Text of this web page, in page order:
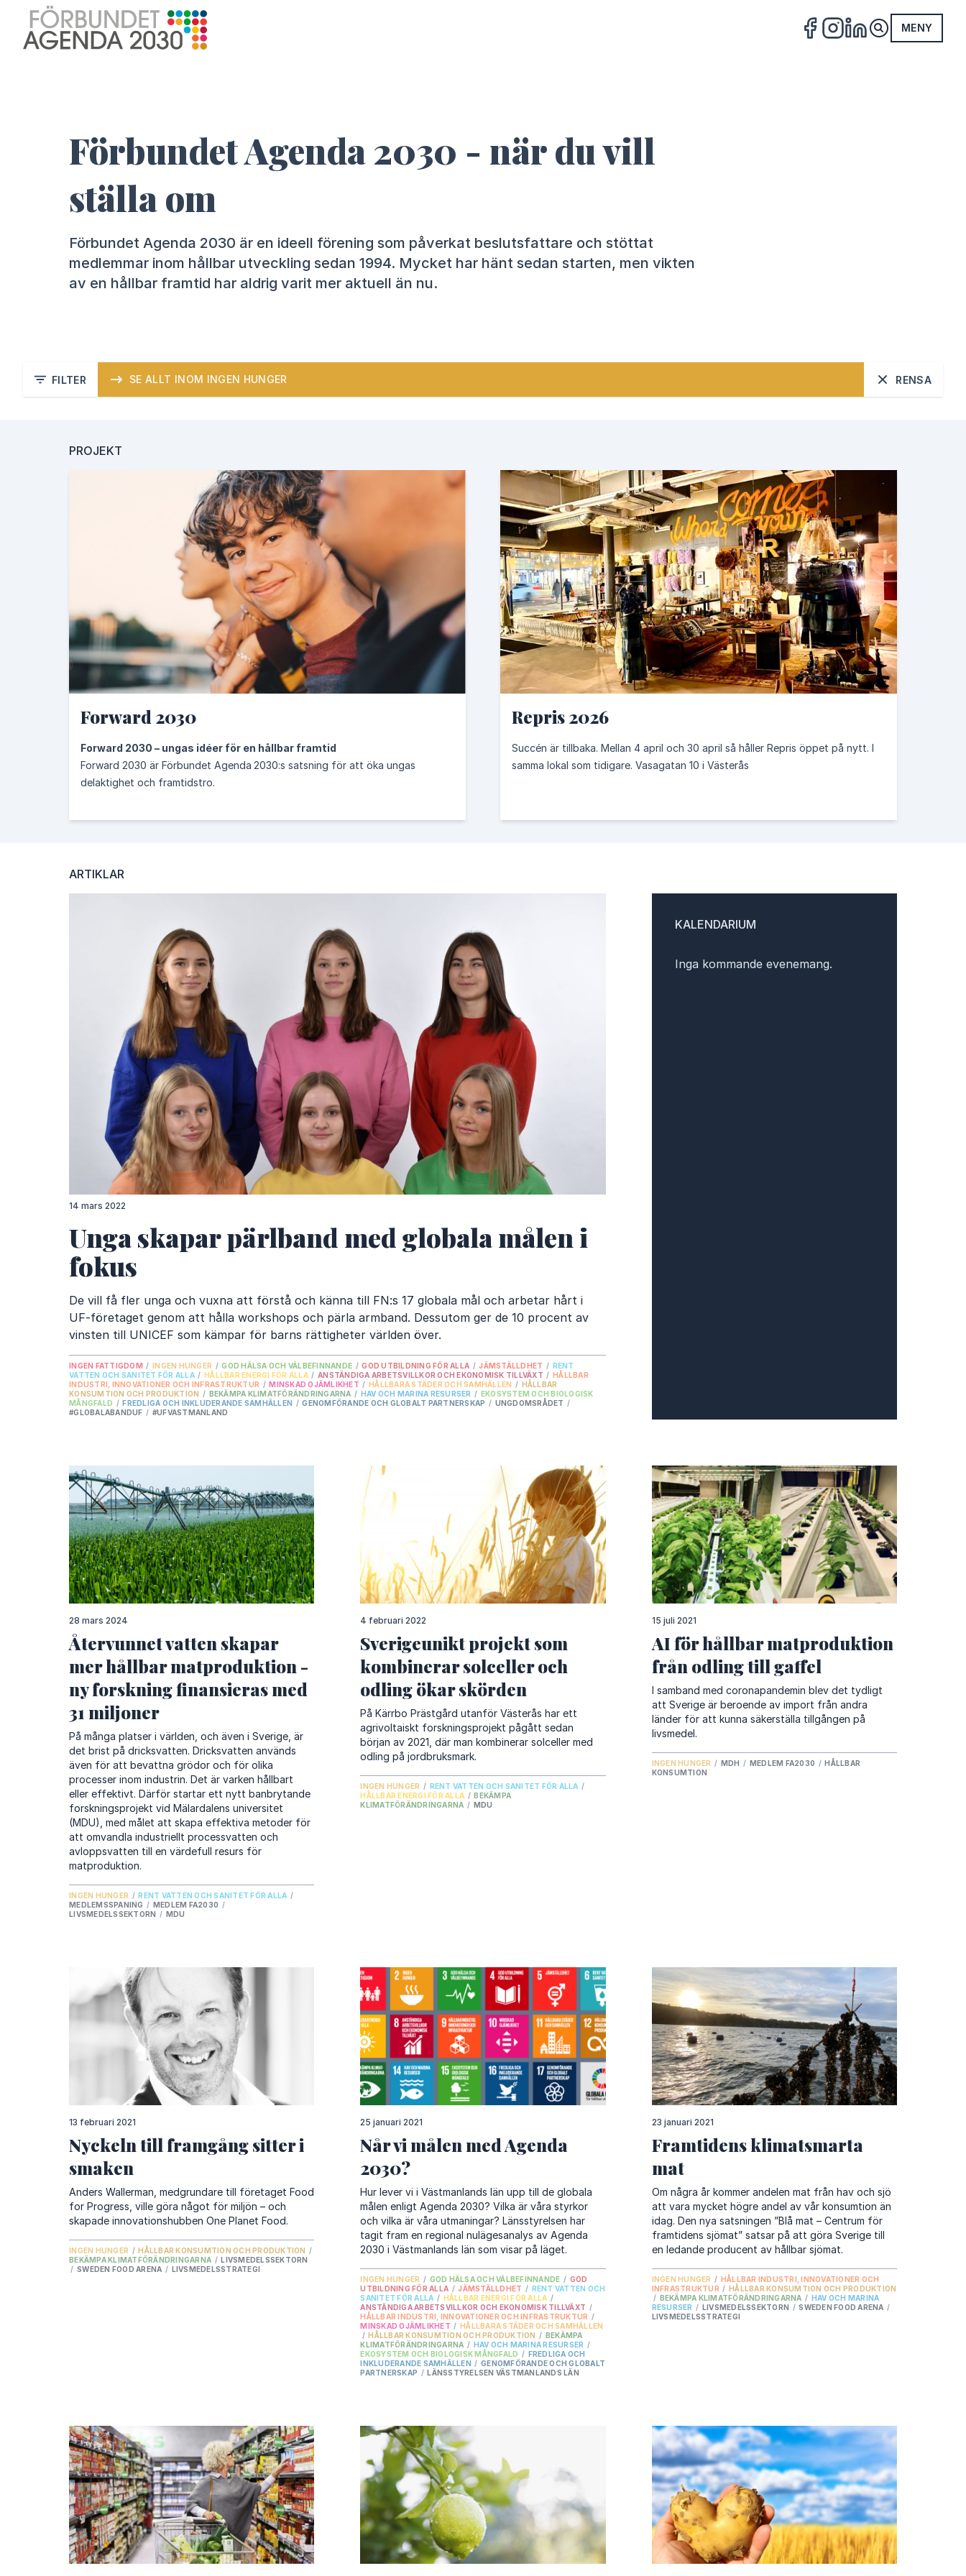
FACEBOOK
INSTAGRAM
LINKEDIN MENY
Förbundet Agenda 2030 - när du vill
ställa om
Förbundet Agenda 2030 är en ideell förening som påverkat beslutsfattare och stöttat
medlemmar inom hållbar utveckling sedan 1994. Mycket har hänt sedan starten, men vikten
av en hållbar framtid har aldrig varit mer aktuell än nu. ⁠
FILTER SE ALLT INOM INGEN HUNGER RENSA
GLOBALA MÅL
2. Ingen hunger God hälsa och välbefinnande 4. God utbildning för alla
6. Rent vatten och sanitet för alla 7. Hållbar energi för alla
Anständiga arbetsvillkor och ekonomisk tillväxt Hållbar industri, innovationer och infrastruktur
10. Minskad ojämlikhet 11. Hållbara städer och samhällen 12. Hållbar konsumtion och produktion
13. Bekämpa klimatförändringarna 14. Hav och marina resurser 15. Ekosystem och biologisk mångfald
Fredliga och inkluderande samhällen Genomförande och globalt partnerskap
KATEGORIER
SKRIBENTER
Johanna Stål Maria Lindelöf
Carola Gunnarsson Birgitta Andersson Jan Andersson Kristin Pleick
Carin Lidman Lovis Tova Nolén
PROJEKT
Forward 2030
Forward 2030 – ungas idéer för en hållbar framtid
Forward 2030 är Förbundet Agenda 2030:s satsning för att öka ungas
delaktighet och framtidstro.
Repris 2026
Succén är tillbaka. Mellan 4 april och 30 april så håller Repris öppet på nytt. I
samma lokal som tidigare. Vasagatan 10 i Västerås
ARTIKLAR
14 mars 2022
Unga skapar pärlband med globala målen i
fokus
De vill få fler unga och vuxna att förstå och känna till FN:s 17 globala mål och arbetar hårt i
UF-företaget genom att hålla workshops och pärla armband. Dessutom ger de 10 procent av
vinsten till UNICEF som kämpar för barns rättigheter världen över.
INGEN FATTIGDOM / INGEN HUNGER / GOD HÄLSA OCH VÄLBEFINNANDE / GOD UTBILDNING FÖR ALLA / JÄMSTÄLLDHET / RENT
VATTEN OCH SANITET FÖR ALLA / HÅLLBAR ENERGI FÖR ALLA / ANSTÄNDIGA ARBETSVILLKOR OCH EKONOMISK TILLVÄXT / HÅLLBAR
INDUSTRI, INNOVATIONER OCH INFRASTRUKTUR / MINSKAD OJÄMLIKHET / HÅLLBARA STÄDER OCH SAMHÄLLEN / HÅLLBAR
KONSUMTION OCH PRODUKTION / BEKÄMPA KLIMATFÖRÄNDRINGARNA / HAV OCH MARINA RESURSER / EKOSYSTEM OCH BIOLOGISK
MÅNGFALD / FREDLIGA OCH INKLUDERANDE SAMHÄLLEN / GENOMFÖRANDE OCH GLOBALT PARTNERSKAP / UNGDOMSRÅDET /
#GLOBALABANDUF / #UFVASTMANLAND
28 mars 2024
Återvunnet vatten skapar
mer hållbar matproduktion -
ny forskning finansieras med
31 miljoner
På många platser i världen, och även i Sverige, är
det brist på dricksvatten. Dricksvatten används
även för att bevattna grödor och för olika
processer inom industrin. Det är varken hållbart
eller effektivt. Därför startar ett nytt banbrytande
forskningsprojekt vid Mälardalens universitet
(MDU), med målet att skapa effektiva metoder för
att omvandla industriellt processvatten och
avloppsvatten till en värdefull resurs för
matproduktion.
INGEN HUNGER / RENT VATTEN OCH SANITET FÖR ALLA /
MEDLEMSSPANING / MEDLEM FA2030 /
LIVSMEDELSSEKTORN / MDU
4 februari 2022
Sverigeunikt projekt som
kombinerar solceller och
odling ökar skörden
På Kärrbo Prästgård utanför Västerås har ett
agrivoltaiskt forskningsprojekt pågått sedan
början av 2021, där man kombinerar solceller med
odling på jordbruksmark.
INGEN HUNGER / RENT VATTEN OCH SANITET FÖR ALLA /
HÅLLBAR ENERGI FÖR ALLA / BEKÄMPA
KLIMATFÖRÄNDRINGARNA / MDU
15 juli 2021
AI för hållbar matproduktion
från odling till gaffel
I samband med coronapandemin blev det tydligt
att Sverige är beroende av import från andra
länder för att kunna säkerställa tillgången på
livsmedel.
INGEN HUNGER / MDH / MEDLEM FA2030 / HÅLLBAR
KONSUMTION
13 februari 2021
Nyckeln till framgång sitter i
smaken
Anders Wallerman, medgrundare till företaget Food
for Progress, ville göra något för miljön – och
skapade innovationshubben One Planet Food.
INGEN HUNGER / HÅLLBAR KONSUMTION OCH PRODUKTION /
BEKÄMPA KLIMATFÖRÄNDRINGARNA / LIVSMEDELSSEKTORN
/ SWEDEN FOOD ARENA / LIVSMEDELSSTRATEGI
25 januari 2021
Når vi målen med Agenda
2030?
Hur lever vi i Västmanlands län upp till de globala
målen enligt Agenda 2030? Vilka är våra styrkor
och vilka är våra utmaningar? Länsstyrelsen har
tagit fram en regional nulägesanalys av Agenda
2030 i Västmanlands län som visar på läget.
INGEN HUNGER / GOD HÄLSA OCH VÄLBEFINNANDE / GOD
UTBILDNING FÖR ALLA / JÄMSTÄLLDHET / RENT VATTEN OCH
SANITET FÖR ALLA / HÅLLBAR ENERGI FÖR ALLA /
ANSTÄNDIGA ARBETSVILLKOR OCH EKONOMISK TILLVÄXT /
HÅLLBAR INDUSTRI, INNOVATIONER OCH INFRASTRUKTUR /
MINSKAD OJÄMLIKHET / HÅLLBARA STÄDER OCH SAMHÄLLEN
/ HÅLLBAR KONSUMTION OCH PRODUKTION / BEKÄMPA
KLIMATFÖRÄNDRINGARNA / HAV OCH MARINA RESURSER /
EKOSYSTEM OCH BIOLOGISK MÅNGFALD / FREDLIGA OCH
INKLUDERANDE SAMHÄLLEN / GENOMFÖRANDE OCH GLOBALT
PARTNERSKAP / LÄNSSTYRELSEN VÄSTMANLANDS LÄN
23 januari 2021
Framtidens klimatsmarta
mat
Om några år kommer andelen mat från hav och sjö
att vara mycket högre andel av vår konsumtion än
idag. Den nya satsningen ”Blå mat – Centrum för
framtidens sjömat” satsar på att göra Sverige till
en ledande producent av hållbar sjömat.
INGEN HUNGER / HÅLLBAR INDUSTRI, INNOVATIONER OCH
INFRASTRUKTUR / HÅLLBAR KONSUMTION OCH PRODUKTION
/ BEKÄMPA KLIMATFÖRÄNDRINGARNA / HAV OCH MARINA
RESURSER / LIVSMEDELSSEKTORN / SWEDEN FOOD ARENA /
LIVSMEDELSSTRATEGI
KALENDARIUM
Inga kommande evenemang.